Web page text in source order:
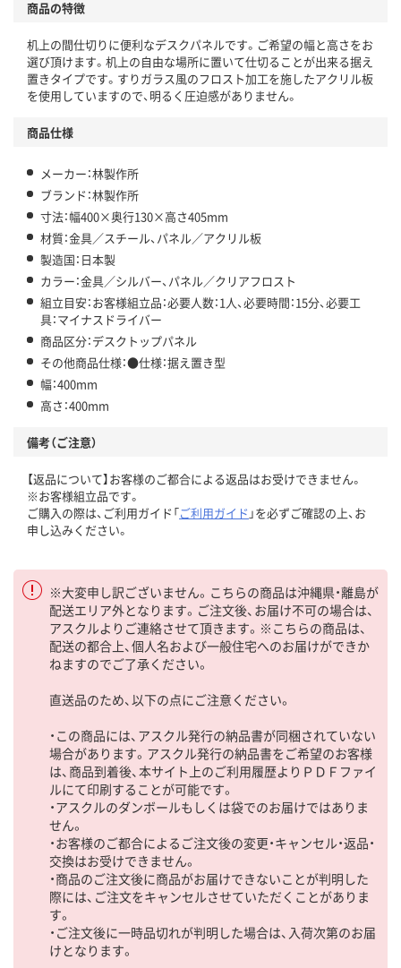
商品の特徴
机上の間仕切りに便利なデスクパネルです。ご希望の幅と高さをお
選び頂けます。机上の自由な場所に置いて仕切ることが出来る据え
置きタイプです。すりガラス風のフロスト加工を施したアクリル板
を使用していますので、明るく圧迫感がありません。
商品仕様
メーカー：林製作所
ブランド：林製作所
寸法：幅400×奥行130×高さ405mm
材質：金具／スチール、パネル／アクリル板
製造国：日本製
カラー：金具／シルバー、パネル／クリアフロスト
組立目安：お客様組立品：必要人数：1人、必要時間：15分、必要工
具：マイナスドライバー
商品区分：デスクトップパネル
その他商品仕様：●仕様：据え置き型
幅：400mm
高さ：400mm
備考（ご注意）
【返品について】お客様のご都合による返品はお受けできません。
※お客様組立品です。
ご購入の際は、ご利用ガイド「ご利用ガイド 」を必ずご確認の上、お
申し込みください。
※大変申し訳ございません。こちらの商品は沖縄県・離島が
配送エリア外となります。ご注文後、お届け不可の場合は、
アスクルよりご連絡させて頂きます。※こちらの商品は、
配送の都合上、個人名および一般住宅へのお届けができか
ねますのでご了承ください。
直送品のため、以下の点にご注意ください。
・この商品には、アスクル発行の納品書が同梱されていない
場合があります。アスクル発行の納品書をご希望のお客様
は、商品到着後、本サイト上のご利用履歴よりＰＤＦファイ
ルにて印刷することが可能です。
・アスクルのダンボールもしくは袋でのお届けではありま
せん。
・お客様のご都合によるご注文後の変更・キャンセル・返品・
交換はお受けできません。
・商品のご注文後に商品がお届けできないことが判明した
際には、ご注文をキャンセルさせていただくことがありま
す。
・ご注文後に一時品切れが判明した場合は、入荷次第のお届
けとなります。